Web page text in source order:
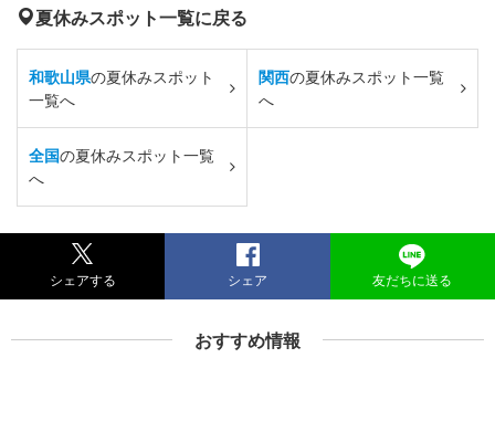
夏休みスポット一覧に戻る
和歌山県の夏休みスポット
一覧へ
関西の夏休みスポット一覧
へ
全国の夏休みスポット一覧
へ
シェアする シェア 友だちに送る
おすすめ情報